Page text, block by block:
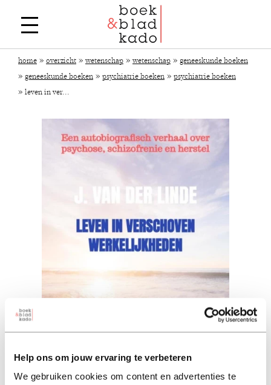
Help ons om jouw ervaring te verbeteren
We gebruiken cookies om content en advertenties te
home » overzicht » wetenschap » wetenschap » geneeskunde boeken
» geneeskunde boeken » psychiatrie boeken » psychiatrie boeken
» leven in ver...